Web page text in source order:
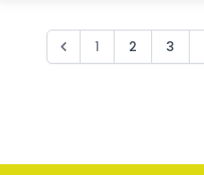
1 2 3